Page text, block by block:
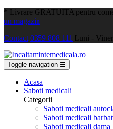
* Livrare GRATUITA pentru
un magazin
Contact 0359 808 111 Luni -
Toggle navigation ☰
Acasa
Saboti medicali
Categorii
Saboti medicali
Saboti medicali
Saboti medicali dama